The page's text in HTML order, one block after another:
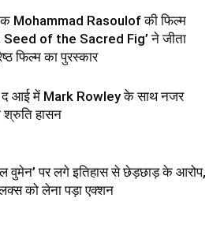
Mohammad Rasoulof की फिल्म
Seed of the Sacred Fig’ ने जीता
फिल्म का पुरस्कार
द आई में Mark Rowley के साथ नजर
श्रुति हासन
वुमेन’ पर लगे इतिहास से छेड़छाड़ के आरोप,
को लेना पड़ा एक्‍शन